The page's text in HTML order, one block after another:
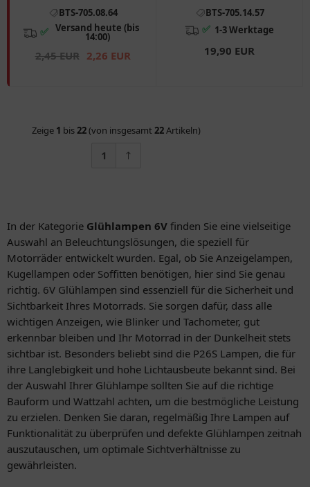
BTS-705.08.64
✅ Versand heute (bis
14:00)
2,45 EUR 2,26 EUR
BTS-705.14.57
✅ 1-3 Werktage
19,90 EUR
Zeige 1 bis22(von insgesamt 22Artikeln)
1
In der Kategorie Glühlampen 6V finden Sie eine vielseitige
Auswahl an Beleuchtungslösungen, die speziell für
Motorräder entwickelt wurden. Egal, ob Sie Anzeigelampen,
Kugellampen oder Soffitten benötigen, hier sind Sie genau
richtig. 6V Glühlampen sind essenziell für die Sicherheit und
Sichtbarkeit Ihres Motorrads. Sie sorgen dafür, dass alle
wichtigen Anzeigen, wie Blinker und Tachometer, gut
erkennbar bleiben und Ihr Motorrad in der Dunkelheit stets
sichtbar ist. Besonders beliebt sind die P26S Lampen, die für
ihre Langlebigkeit und hohe Lichtausbeute bekannt sind. Bei
der Auswahl Ihrer Glühlampe sollten Sie auf die richtige
Bauform und Wattzahl achten, um die bestmögliche Leistung
zu erzielen. Denken Sie daran, regelmäßig Ihre Lampen auf
Funktionalität zu überprüfen und defekte Glühlampen zeitnah
auszutauschen, um optimale Sichtverhältnisse zu
gewährleisten.